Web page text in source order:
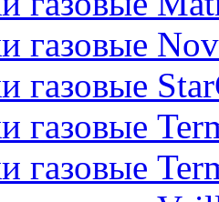
газовые
газовые
газовые
газовые